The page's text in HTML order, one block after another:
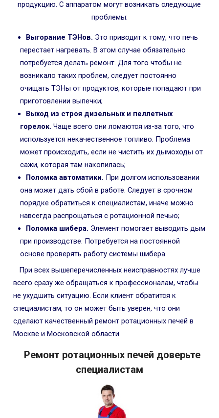
продукцию. С аппаратом могут возникать следующие
проблемы:
Выгорание ТЭНов. Это приводит к тому, что печь
перестает нагревать. В этом случае обязательно
потребуется делать ремонт. Для того чтобы не
возникало таких проблем, следует постоянно
очищать ТЭНы от продуктов, которые попадают при
приготовлении выпечки;
Выход из строя дизельных и пеллетных
горелок. Чаще всего они ломаются из-за того, что
используется некачественное топливо. Проблема
может происходить, если не чистить их дымоходы от
сажи, которая там накопилась;
Поломка автоматики. При долгом использовании
она может дать сбой в работе. Следует в срочном
порядке обратиться к специалистам, иначе можно
навсегда распрощаться с ротационной печью;
Поломка шибера. Элемент помогает выводить дым
при производстве. Потребуется на постоянной
основе проверять работу системы шибера.
При всех вышеперечисленных неисправностях лучше
всего сразу же обращаться к профессионалам, чтобы
не ухудшить ситуацию. Если клиент обратится к
специалистам, то он может быть уверен, что они
сделают качественный ремонт ротационных печей в
Москве и Московской области.
Ремонт ротационных печей доверьте
специалистам